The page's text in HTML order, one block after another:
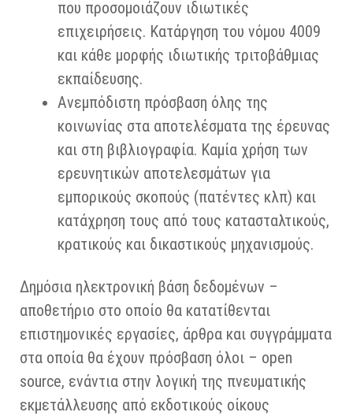
που προσομοιάζουν ιδιωτικές
επιχειρήσεις. Κατάργηση του νόμου 4009
και κάθε μορφής ιδιωτικής τριτοβάθμιας
εκπαίδευσης.
Ανεμπόδιστη πρόσβαση όλης της
κοινωνίας στα αποτελέσματα της έρευνας
και στη βιβλιογραφία. Καμία χρήση των
ερευνητικών αποτελεσμάτων για
εμπορικούς σκοπούς (πατέντες κλπ) και
κατάχρηση τους από τους κατασταλτικούς,
κρατικούς και δικαστικούς μηχανισμούς.
Δημόσια ηλεκτρονική βάση δεδομένων –
αποθετήριο στο οποίο θα κατατίθενται
επιστημονικές εργασίες, άρθρα και συγγράμματα
στα οποία θα έχουν πρόσβαση όλοι – open
source, ενάντια στην λογική της πνευματικής
εκμετάλλευσης από εκδοτικούς οίκους